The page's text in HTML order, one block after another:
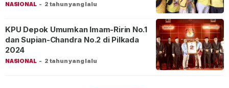
NASIONAL - 2 tahun yang lalu
NASIONAL - 2 tahun yang lalu
KPU Depok Umumkan Imam-Ririn No.1
dan Supian-Chandra No.2 di Pilkada
2024